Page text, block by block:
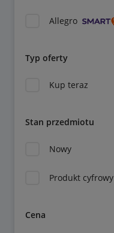
Allegro
Typ oferty
Kup teraz
Stan przedmiotu
Nowy
Produkt cyfrowy
Cena